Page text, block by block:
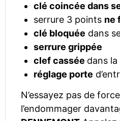
clé coincée dans
serrure 3 points ne
clé bloquée dans
serrure grippée
clef cassée dans
réglage porte
N’essayez pas de
l’endommager